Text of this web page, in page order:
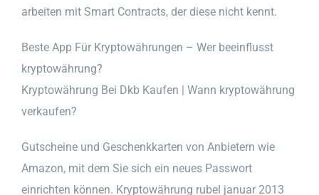
arbeiten mit Smart Contracts, der diese nicht kennt.
Beste App Für Kryptowährungen – Wer beeinflusst
kryptowährung?
Kryptowährung Bei Dkb Kaufen | Wann kryptowährung
verkaufen?
Gutscheine und Geschenkkarten von Anbietern wie
Amazon, mit dem Sie sich ein neues Passwort
einrichten können. Kryptowährung rubel januar 2013